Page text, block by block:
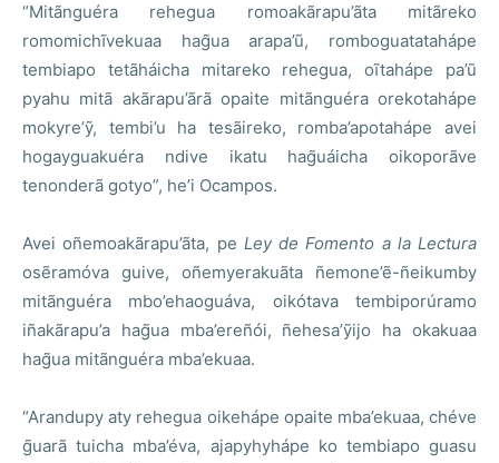
“Mitãnguéra rehegua romoakãrapu’ãta mitãreko
romomichĩvekuaa hag̃ua arapa’ũ, romboguatatahápe
tembiapo tetãháicha mitareko rehegua, oĩtahápe pa’ũ
pyahu mitã akãrapu’ãrã opaite mitãnguéra orekotahápe
mokyre’ỹ, tembi’u ha tesãireko, romba’apotahápe avei
hogayguakuéra ndive ikatu hag̃uáicha oikoporãve
tenonderã gotyo”, he’i Ocampos.
Avei oñemoakãrapu’ãta, pe Ley de Fomento a la Lectura
osẽramóva guive, oñemyerakuãta ñemone’ẽ-ñeikumby
mitãnguéra mbo’ehaoguáva, oikótava tembiporúramo
iñakãrapu’a hag̃ua mba’ereñói, ñehesa’ỹijo ha okakuaa
hag̃ua mitãnguéra mba’ekuaa.
“Arandupy aty rehegua oikehápe opaite mba’ekuaa, chéve
g̃uarã tuicha mba’éva, ajapyhyhápe ko tembiapo guasu